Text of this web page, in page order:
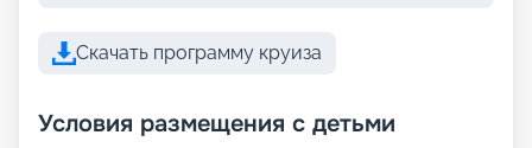
Скачать программу круиза
Условия размещения с детьми